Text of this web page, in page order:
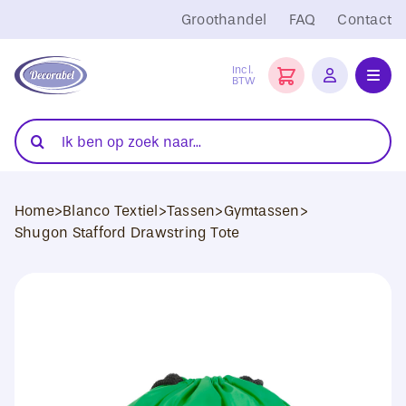
naar
inhoud
Groothandel FAQ Contact
Incl.
BTW
Folies
Transferpersen
Zoeken
naar:
Home>Blanco Textiel>Tassen>Gymtassen>
Shugon Stafford Drawstring Tote